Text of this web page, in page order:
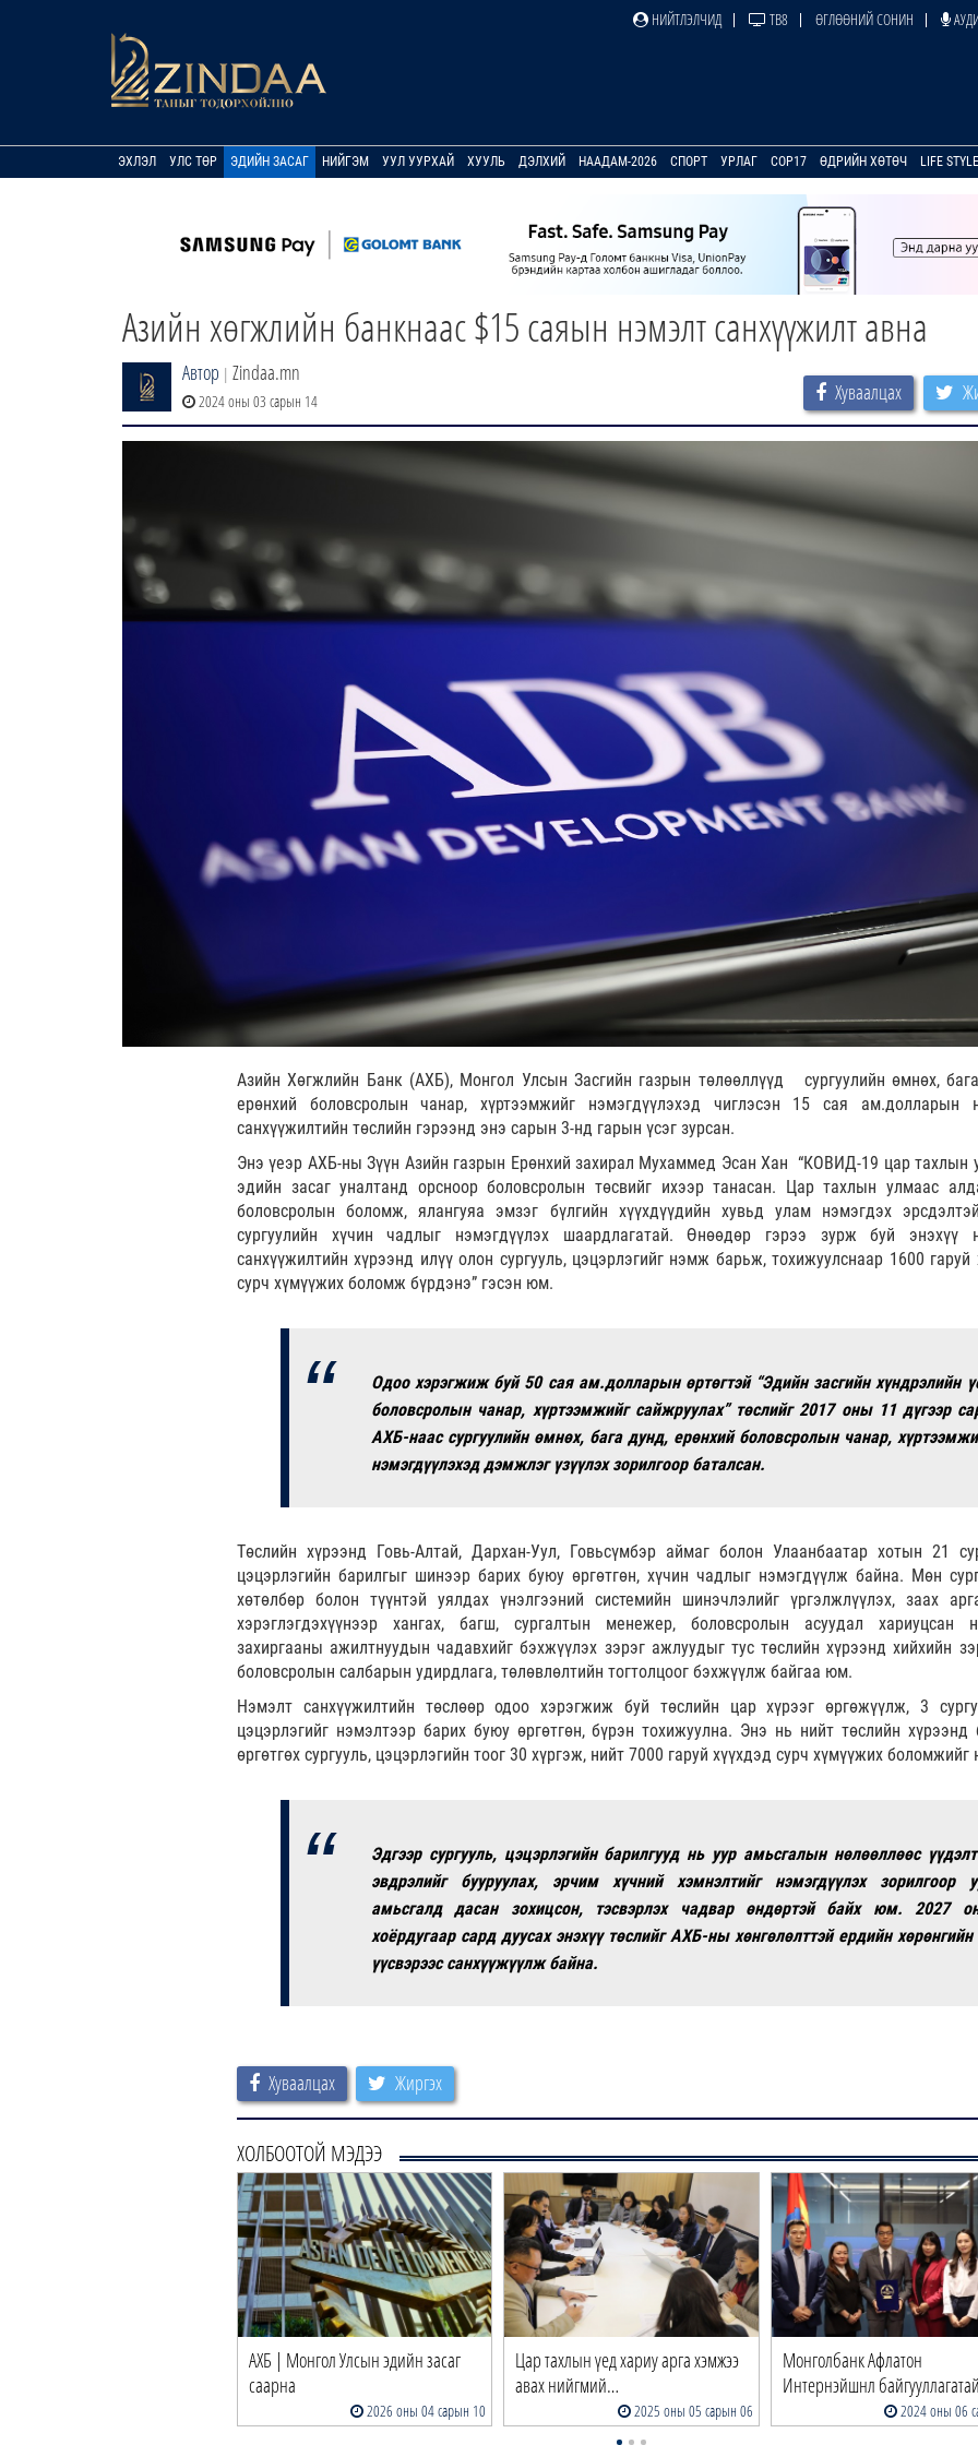
НИЙТЛЭЛЧИД ТВ8 ӨГЛӨӨНИЙ СОНИН
ЭХЛЭЛ УЛС ТӨР ЭДИЙН ЗАСАГ НИЙГЭМ УУЛ УУРХАЙ ХУУЛЬ ДЭЛХИЙ НААДАМ-2026 СПОРТ УРЛАГ COP17 ӨДРИЙН ХӨТӨЧ LIFE STYLE
Азийн хөгжлийн банкнаас $15 саяын нэмэлт санхүүжилт авна
Автор | Zindaa.mn
2024 оны 03 сарын 14 Хуваалцах
Азийн Хөгжлийн Банк (АХБ), Монгол Улсын Засгийн газрын төлөөллүүд сургуулийн өмнөх,
ерөнхий боловсролын чанар, хүртээмжийг нэмэгдүүлэхэд чиглэсэн 15 сая ам.долларын
санхүүжилтийн төслийн гэрээнд энэ сарын 3-нд гарын үсэг зурсан.
Энэ үеэр АХБ-ны Зүүн Азийн газрын Ерөнхий захирал Мухаммед Эсан Хан “КОВИД-19 цар тахлын
эдийн засаг уналтанд орсноор боловсролын төсвийг ихээр танасан. Цар тахлын улмаас
боловсролын боломж, ялангуяа эмзэг бүлгийн хүүхдүүдийн хувьд улам нэмэгдэх
сургуулийн хүчин чадлыг нэмэгдүүлэх шаардлагатай. Өнөөдөр гэрээ зурж буй энэхүү
санхүүжилтийн хүрээнд илүү олон сургууль, цэцэрлэгийг нэмж барьж, тохижуулснаар 1600 гаруй
сурч хүмүүжих боломж бүрдэнэ” гэсэн юм.
Одоо хэрэгжиж буй 50 сая ам.долларын өртөгтэй “Эдийн засгийн хүндрэлийн
боловсролын чанар, хүртээмжийг сайжруулах” төслийг 2017 оны 11 дүгээр
АХБ-наас сургуулийн өмнөх, бага дунд, ерөнхий боловсролын чанар,
нэмэгдүүлэхэд дэмжлэг үзүүлэх зорилгоор баталсан.
Төслийн хүрээнд Говь-Алтай, Дархан-Уул, Говьсүмбэр аймаг болон Улаанбаатар хотын 21
цэцэрлэгийн барилгыг шинээр барих буюу өргөтгөн, хүчин чадлыг нэмэгдүүлж байна. Мөн
хөтөлбөр болон түүнтэй уялдах үнэлгээний системийн шинэчлэлийг үргэлжлүүлэх, заах
хэрэглэгдэхүүнээр хангах, багш, сургалтын менежер, боловсролын асуудал хариуцсан
захиргааны ажилтнуудын чадавхийг бэхжүүлэх зэрэг ажлуудыг тус төслийн хүрээнд хийхийн
боловсролын салбарын удирдлага, төлөвлөлтийн тогтолцоог бэхжүүлж байгаа юм.
Нэмэлт санхүүжилтийн төслөөр одоо хэрэгжиж буй төслийн цар хүрээг өргөжүүлж, 3
цэцэрлэгийг нэмэлтээр барих буюу өргөтгөн, бүрэн тохижуулна. Энэ нь нийт төслийн хүрээнд
өргөтгөх сургууль, цэцэрлэгийн тоог 30 хүргэж, нийт 7000 гаруй хүүхдэд сурч хүмүүжих боломжийг
Эдгээр сургууль, цэцэрлэгийн барилгууд нь уур амьсгалын нөлөөллөөс
эвдрэлийг бууруулах, эрчим хүчний хэмнэлтийг нэмэгдүүлэх зорилгоор
амьсгалд дасан зохицсон, тэсвэрлэх чадвар өндөртэй байх юм. 2027
хоёрдугаар сард дуусах энэхүү төслийг АХБ-ны хөнгөлөлттэй ердийн хөрөнгийн
үүсвэрээс санхүүжүүлж байна.
Хуваалцах Жиргэх
ХОЛБООТОЙ МЭДЭЭ
АХБ | Монгол Улсын эдийн засаг
саарна
2026 оны 04 сарын 10
Цар тахлын үед хариу арга хэмжээ
авах нийгмий…
2025 оны 05 сарын 06
Монголбанк Афлатон
Интернэйшнл
2024 оны 06